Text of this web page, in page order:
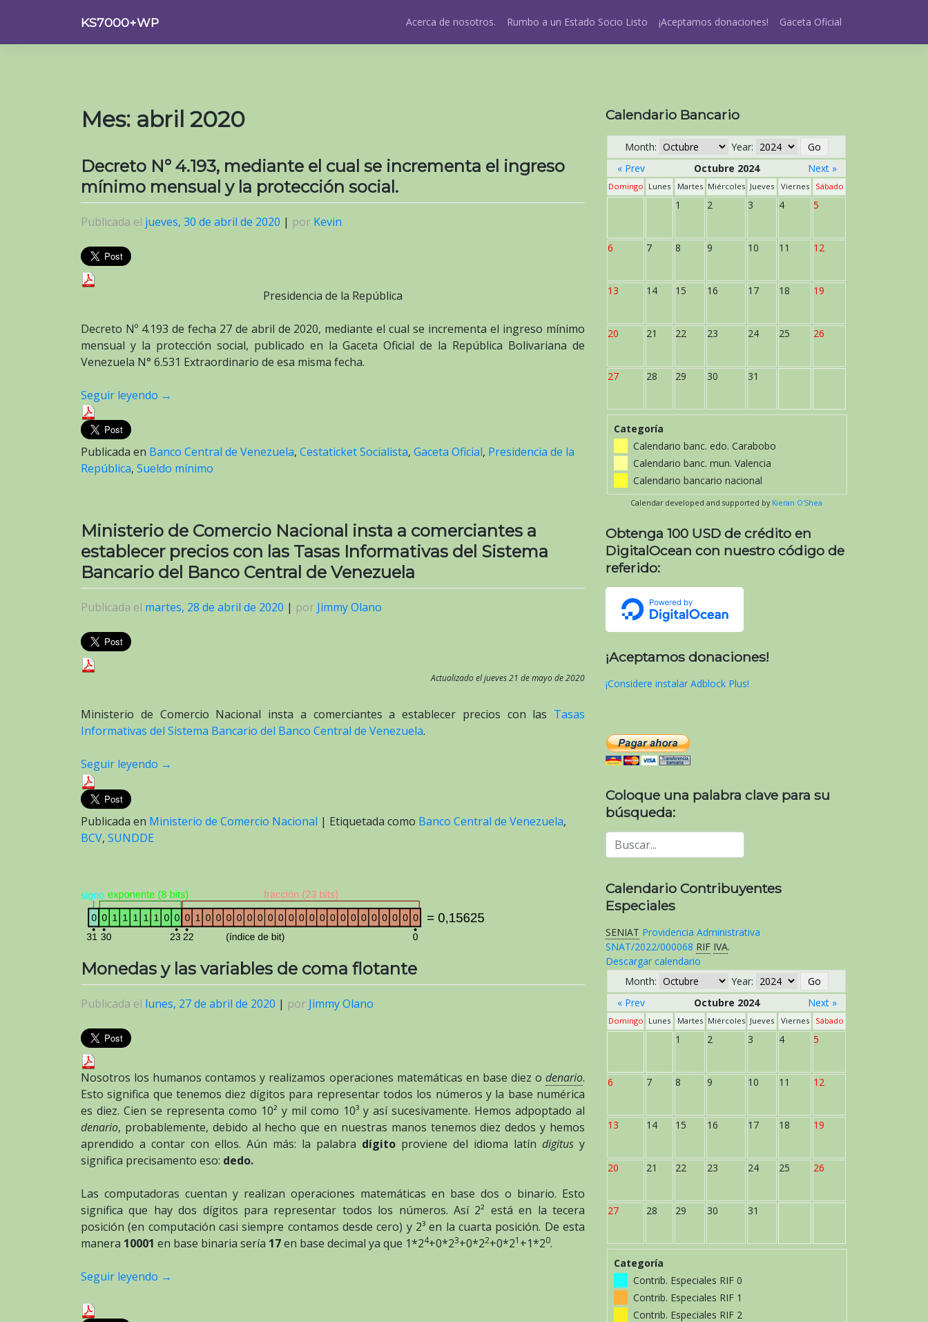
contenido
KS7000+WP Acerca de nosotros. Rumbo a un Estado Socio Listo ¡Aceptamos donaciones! Gaceta Oficial
Mes: abril 2020
Decreto N° 4.193, mediante el cual se incrementa el ingreso
mínimo mensual y la protección social.
Publicada el jueves, 30 de abril de 2020 | por Kevin
Presidencia de la República
Decreto Nº 4.193 de fecha 27 de abril de 2020, mediante el cual se incrementa el ingreso mínimo
mensual y la protección social, publicado en la Gaceta Oficial de la República Bolivariana de
Venezuela N° 6.531 Extraordinario de esa misma fecha.
Seguir leyendo →
Publicada en Banco Central de Venezuela, Cestaticket Socialista, Gaceta Oficial, Presidencia de la
República, Sueldo mínimo
Ministerio de Comercio Nacional insta a comerciantes a
establecer precios con las Tasas Informativas del Sistema
Bancario del Banco Central de Venezuela
Publicada el martes, 28 de abril de 2020 | por Jimmy Olano
Actualizado el jueves 21 de mayo de 2020
Ministerio de Comercio Nacional insta a comerciantes a establecer precios con las Tasas
Informativas del Sistema Bancario del Banco Central de Venezuela.
Seguir leyendo →
Publicada en Ministerio de Comercio Nacional | Etiquetada como Banco Central de Venezuela,
BCV, SUNDDE
Monedas y las variables de coma flotante
Publicada el lunes, 27 de abril de 2020 | por Jimmy Olano
Nosotros los humanos contamos y realizamos operaciones matemáticas en base diez o denario.
Esto significa que tenemos diez dígitos para representar todos los números y la base numérica
es diez. Cien se representa como 10² y mil como 10³ y así sucesivamente. Hemos adpoptado al
denario, probablemente, debido al hecho que en nuestras manos tenemos diez dedos y hemos
aprendido a contar con ellos. Aún más: la palabra dígito proviene del idioma latín digitus y
significa precisamento eso: dedo.
Las computadoras cuentan y realizan operaciones matemáticas en base dos o binario. Esto
significa que hay dos dígitos para representar todos los números. Así 2² está en la tecera
posición (en computación casi siempre contamos desde cero) y 2³ en la cuarta posición. De esta
manera 10001 en base binaria sería 17en base decimal ya que 1*24+0*23+0*22+0*21 +1*20.
Seguir leyendo →
Calendario Bancario
Month:
Year:
« Prev
Octubre 2024 Next »
Domingo Lunes Martes Miércoles Jueves Viernes Sábado
1 2 3 4 5
6 7 8 9 10 11 12
13 14 15 16 17 18 19
20 21 22 23 24 25 26
27 28 29 30 31
Categoría
Calendario banc. edo. Carabobo
Calendario banc. mun. Valencia
Calendario bancario nacional
Calendar developed and supported by Kieran O'Shea
Obtenga 100 USD de crédito en
DigitalOcean con nuestro código de
referido:
¡Aceptamos donaciones!
¡Considere instalar Adblock Plus!
Coloque una palabra clave para su
búsqueda:
Calendario Contribuyentes
Especiales
SENIAT Providencia Administrativa
SNAT/2022/000068 RIF IVA.
Descargar calendario
Month:
Year:
« Prev
Octubre 2024 Next »
Domingo Lunes Martes Miércoles Jueves Viernes Sábado
1 2 3 4 5
6 7 8 9 10 11 12
13 14 15 16 17 18 19
20 21 22 23 24 25 26
27 28 29 30 31
Categoría
Contrib. Especiales RIF 0
Contrib. Especiales RIF 1
Contrib. Especiales RIF 2